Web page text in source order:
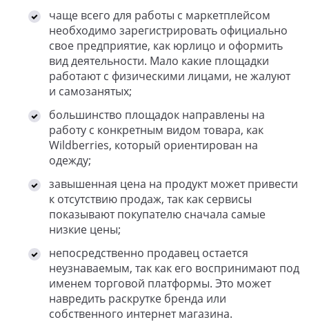
чаще всего для работы с маркетплейсом
необходимо зарегистрировать официально
свое предприятие, как юрлицо и оформить
вид деятельности. Мало какие площадки
работают с физическими лицами, не жалуют
и самозанятых;
большинство площадок направлены на
работу с конкретным видом товара, как
Wildberries, который ориентирован на
одежду;
завышенная цена на продукт может привести
к отсутствию продаж, так как сервисы
показывают покупателю сначала самые
низкие цены;
непосредственно продавец остается
неузнаваемым, так как его воспринимают под
именем торговой платформы. Это может
навредить раскрутке бренда или
собственного интернет магазина.